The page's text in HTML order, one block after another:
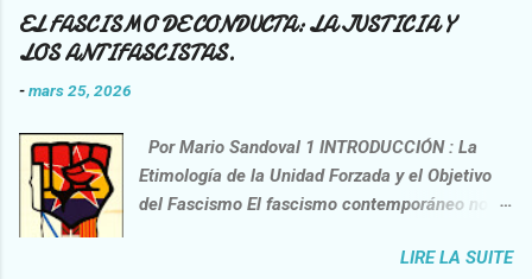
la-lucha-contra-la-impunidad/ , opera una
interpelación crítica sobre la praxis del
afirmaciones que nos interpelan como sujetos
racionales y miembros de una sociedad civil. Si
bien el discurso surge de un académico
constituye, forzosamente, un ejercicio de
EL FASCISMO DE CONDUCTA: LA JUSTICIA Y
LOS ANTIFASCISTAS.
-mars 25, 2026
Por Mario Sandoval 1 INTRODUCCIÓN : La
Etimología de la Unidad Forzada y el Objetivo
del Fascismo El fascismo contemporáneo no es
y castigo. El término Fascismo 2 proviene del
LIRE LA SUITE